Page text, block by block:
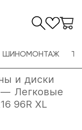
ШИНОМОНТАЖ
и диски
— Легковые
96R XL